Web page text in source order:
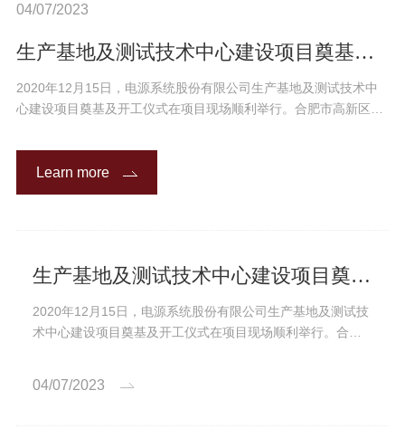
04/07/2023
生产基地及测试技术中心建设项目奠基及开工仪式顺利举行！
2020年12月15日，电源系统股份有限公司生产基地及测试技术中
心建设项目奠基及开工仪式在项目现场顺利举行。合肥市高新区工
了开工仪式。
Learn more
生产基地及测试技术中心建设项目奠基及开工仪式顺利举行！
2020年12月15日，电源系统股份有限公司生产基地及测试技
术中心建设项目奠基及开工仪式在项目现场顺利举行。合肥
04/07/2023